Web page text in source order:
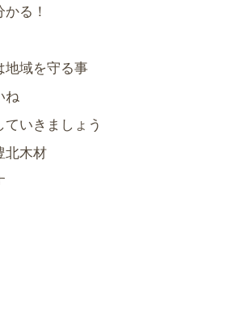
る！
地域を守る事
ね
いきましょう
北木材